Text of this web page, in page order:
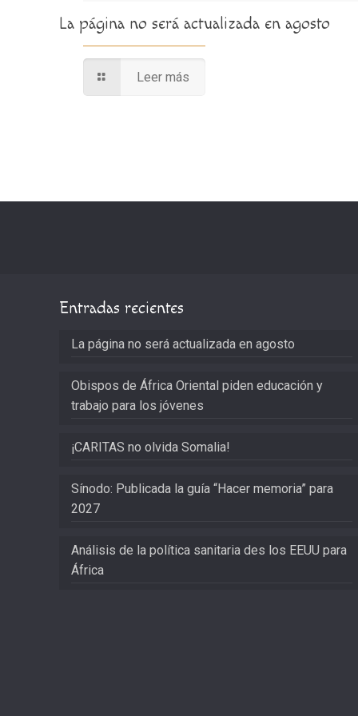
La página no será actualizada en agosto
Leer más
Entradas recientes
La página no será actualizada en agosto
Obispos de África Oriental piden educación y
trabajo para los jóvenes
¡CARITAS no olvida Somalia!
Sínodo: Publicada la guía “Hacer memoria” para
2027
Análisis de la política sanitaria des los EEUU para
África